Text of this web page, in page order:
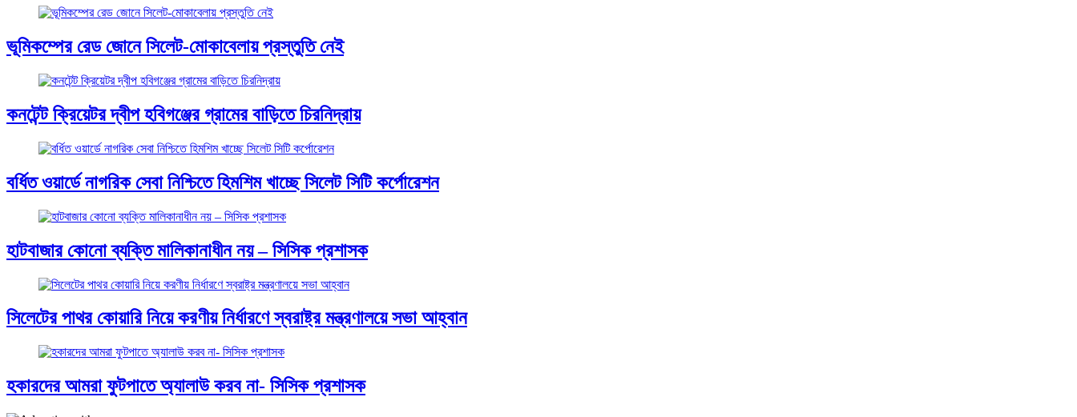
ভূমিকম্পের রেড জোনে সিলেট-মোকাবেলায় প্রস্তুতি নেই
কনটেন্ট ক্রিয়েটর দ্বীপ হবিগঞ্জের গ্রামের বাড়িতে চিরনিদ্রায়
বর্ধিত ওয়ার্ডে নাগরিক সেবা নিশ্চিতে হিমশিম খাচ্ছে সিলেট সিটি কর্পোরেশন
হাটবাজার কোনো ব্যক্তি মালিকানাধীন নয় – সিসিক প্রশাসক
সিলেটের পাথর কোয়ারি নিয়ে করণীয় নির্ধারণে স্বরাষ্ট্র মন্ত্রণালয়ে সভা আহ্বান
হকারদের আমরা ফুটপাতে অ্যালাউ করব না- সিসিক প্রশাসক